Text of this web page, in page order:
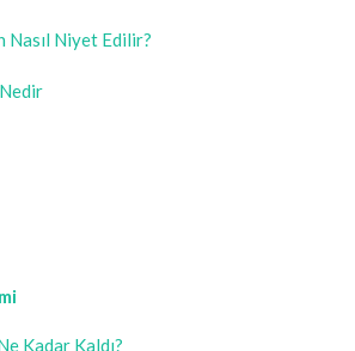
Nasıl Niyet Edilir?
Kadar Kaldı?